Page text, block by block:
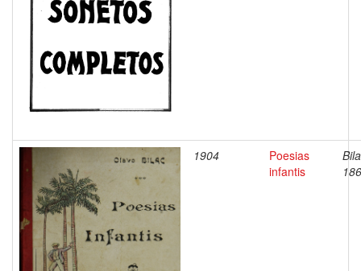
1904
Poesias
infantis